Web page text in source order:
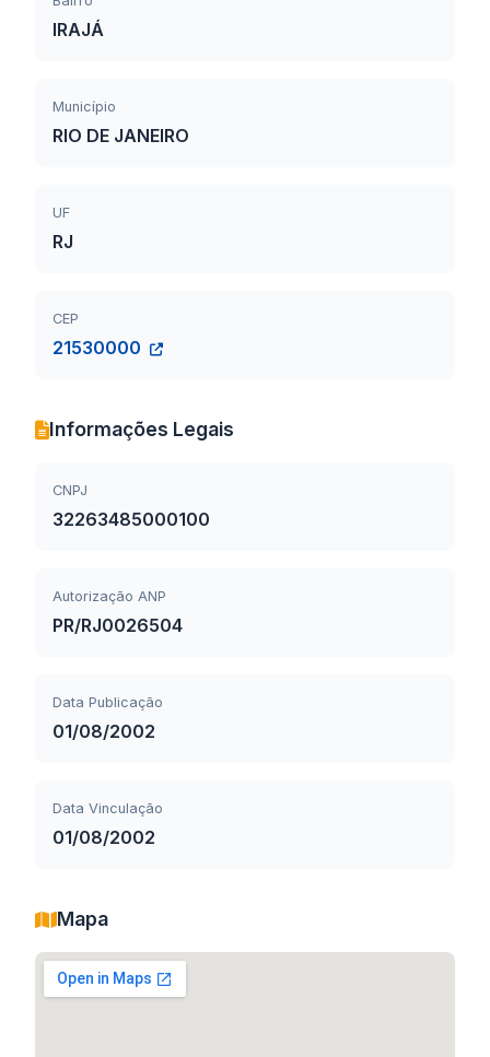
IRAJÁ
Município
RIO DE JANEIRO
UF
RJ
CEP
21530000
Informações Legais
CNPJ
32263485000100
Autorização ANP
PR/RJ0026504
Data Publicação
01/08/2002
Data Vinculação
01/08/2002
Mapa